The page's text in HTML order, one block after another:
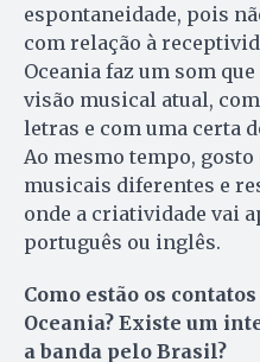
espontaneidade, pois
com relação à
Oceania faz um som
visão musical atual,
letras e com uma certa
Ao mesmo tempo,
musicais diferentes e
onde a criatividade vai
português ou inglês.
Como estão os
Oceania? Existe um
a banda pelo Brasil?